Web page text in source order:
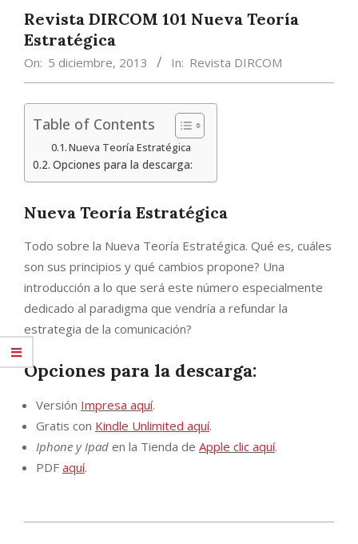
Revista DIRCOM 101 Nueva Teoría
Estratégica
On: 5 diciembre, 2013 In: Revista DIRCOM
Table of Contents
Nueva Teoría Estratégica
Opciones para la descarga:
Nueva Teoría Estratégica
Todo sobre la Nueva Teoría Estratégica. Qué es, cuáles
son sus principios y qué cambios propone? Una
introducción a lo que será este número especialmente
dedicado al paradigma que vendría a refundar la
estrategia de la comunicación?
Opciones para la descarga:
Versión Impresa aquí.
Gratis con Kindle Unlimited aquí.
Iphone y Ipad en la Tienda de Apple clic aquí.
PDF aquí.